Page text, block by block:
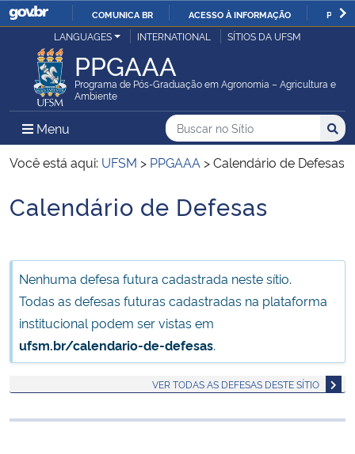
IR
O
COMUNICA BR ACESSO À INFORMAÇÃO
Ministério da Justiça e Segurança Pública
Ministério da Defesa
Ministério das Relações Exteriores
Ministério da Economia
Ministério da Agricultura, Pecuária e Abastecimento
Ministério da Educação
Ministério da Cidadania
LANGUAGES INTERNATIONAL SÍTIOS DA UFSM
PPGAAA
Programa de Pós-Graduação em Agronomia – Agricultura e
Ambiente
Menu Menu Principal do Sítio
Busca
Buscar no no Sítio
Busca:
Você está aqui: UFSM > PPGAAA >Calendário de Defesas
Início do conteúdo
Calendário de Defesas
Nenhuma defesa futura cadastrada neste sítio.
Todas as defesas futuras cadastradas na plataforma
institucional podem ser vistas em
ufsm.br/calendario-de-defesas.
VER TODAS AS DEFESAS DESTE SÍTIO